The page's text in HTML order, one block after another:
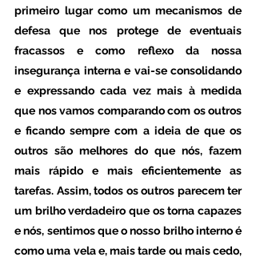
primeiro lugar como um mecanismos de
defesa que nos protege de eventuais
fracassos e como reflexo da nossa
insegurança interna e vai-se consolidando
e expressando cada vez mais à medida
que nos vamos comparando com os outros
e ficando sempre com a ideia de que os
outros são melhores do que nós, fazem
mais rápido e mais eficientemente as
tarefas. Assim, todos os outros parecem ter
um brilho verdadeiro que os torna capazes
e nós, sentimos que o nosso brilho interno é
como uma vela e, mais tarde ou mais cedo,